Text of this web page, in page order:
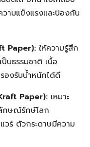
ามแข็งแรงและป้องกัน
Paper): ให้ความรู้สึก
นธรรมชาติ เนื้อ
องรับน้ำหนักได้ดี
Paper): เหมาะ
กษณ์รักษ์โลก
วร์ ตัวกระดาษมีความ